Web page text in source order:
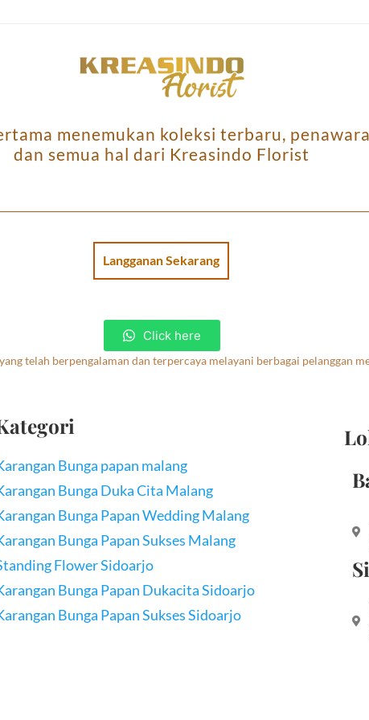
menemukan koleksi terbaru,
dan semua hal dari Kreasindo Florist
Langganan Sekarang
Click here
telah berpengalaman dan terpercaya melayani berbagai pelanggan
Bunga papan malang
Bunga Duka Cita Malang
Bunga Papan Wedding Malang
Bunga Papan Sukses Malang
Flower Sidoarjo
Bunga Papan Dukacita Sidoarjo
Bunga Papan Sukses Sidoarjo